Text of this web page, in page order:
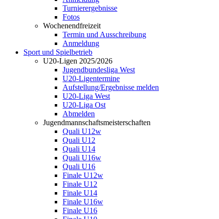
Turnierergebnisse
Fotos
Wochenendfreizeit
Termin und Ausschreibung
Anmeldung
Sport und Spielbetrieb
U20-Ligen 2025/2026
Jugendbundesliga West
U20-Ligentermine
Aufstellung/Ergebnisse melden
U20-Liga West
U20-Liga Ost
Abmelden
Jugendmannschaftsmeisterschaften
Quali U12w
Quali U12
Quali U14
Quali U16w
Quali U16
Finale U12w
Finale U12
Finale U14
Finale U16w
Finale U16